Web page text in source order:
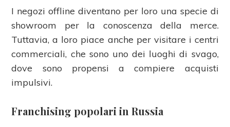
I negozi offline diventano per loro una specie di
showroom per la conoscenza della merce.
Tuttavia, a loro piace anche per visitare i centri
commerciali, che sono uno dei luoghi di svago,
dove sono propensi a compiere acquisti
impulsivi.
Franchising popolari in Russia